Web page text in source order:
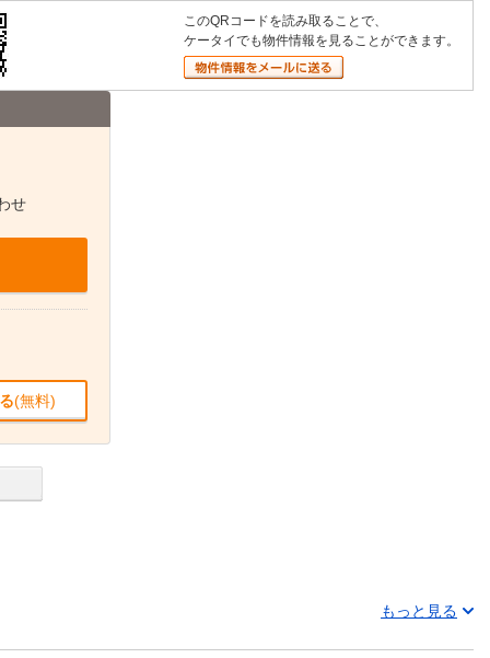
このQRコードを読み取ることで、
ケータイでも物件情報を見ることができます。
せ
(無料)
もっと見る